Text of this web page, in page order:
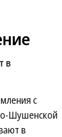
в
с
Шушенской
в